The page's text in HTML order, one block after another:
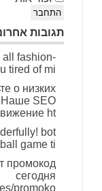
התחבר
תגובות
fashion-
of mi...
о низких
Наше SEO
ht...
bot
game ti...
промокод
сегодня
promoko...